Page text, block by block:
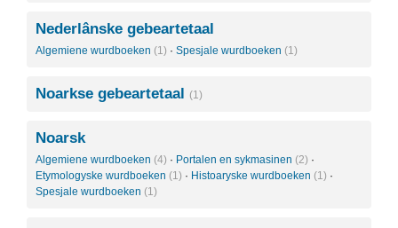
Nederlânske gebeartetaal
Algemiene wurdboeken (1) · Spesjale wurdboeken (1)
Noarkse gebeartetaal (1)
Noarsk
Algemiene wurdboeken (4) · Portalen en sykmasinen (2) ·
Etymologyske wurdboeken (1) · Histoaryske wurdboeken (1) ·
Spesjale wurdboeken (1)